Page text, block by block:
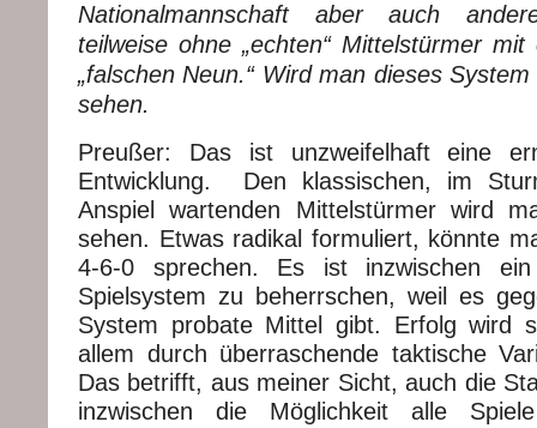
Nationalmannschaft aber auch
teilweise ohne „echten“ Mittelstürmer
„falschen Neun.“ Wird man dieses
sehen.
Preußer: Das ist unzweifelhaft eine
Entwicklung. Den klassischen, im
Anspiel wartenden Mittelstürmer wird
sehen. Etwas radikal formuliert, könnte
4-6-0 sprechen. Es ist inzwischen
Spielsystem zu beherrschen, weil es
System probate Mittel gibt. Erfolg wird
allem durch überraschende taktische
Das betrifft, aus meiner Sicht, auch die
inzwischen die Möglichkeit alle